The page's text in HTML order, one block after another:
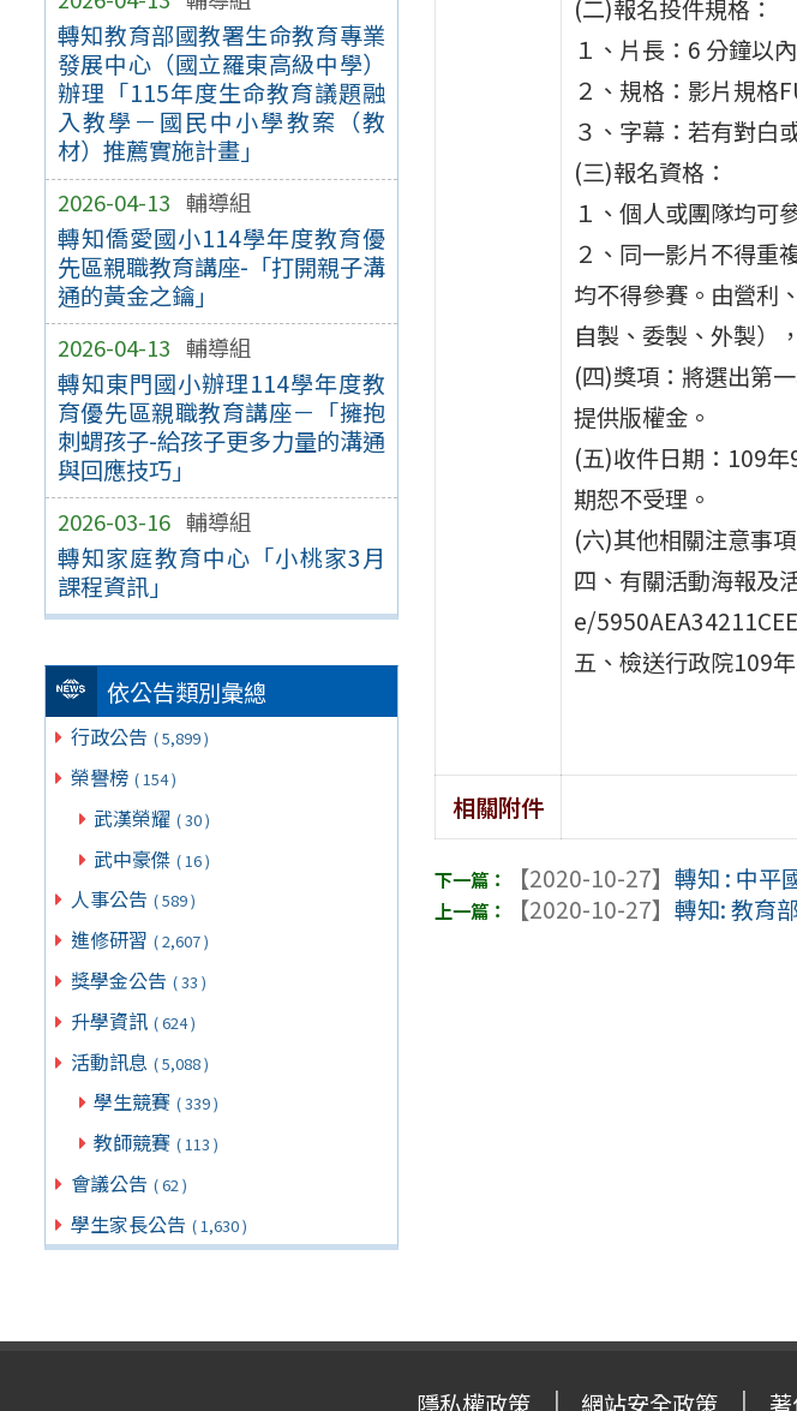
轉知教育部國教署生命教育專業
發展中心（國立羅東高級中學）
辦理「115年度生命教育議題融
入教學－國民中小學教案（教
材）推薦實施計畫」
2026-04-13 輔導組
轉知僑愛國小114學年度教育優
先區親職教育講座-「打開親子溝
通的黃金之鑰」
2026-04-13 輔導組
轉知東門國小辦理114學年度教
育優先區親職教育講座－「擁抱
刺蝟孩子-給孩子更多力量的溝通
與回應技巧」
2026-03-16 輔導組
轉知家庭教育中心「小桃家3月
課程資訊」
依公告類別彙總
行政公告 ( 5,899 )
榮譽榜 ( 154 )
武漢榮耀 ( 30 )
武中豪傑 ( 16 )
人事公告 ( 589 )
進修研習 ( 2,607 )
獎學金公告 ( 33 )
升學資訊 ( 624 )
活動訊息 ( 5,088 )
學生競賽 ( 339 )
教師競賽 ( 113 )
會議公告 ( 62 )
學生家長公告 ( 1,630 )
(二)報名投件規格：
１、片長：6 分鐘以
２、規格：影片規格
３、字幕：若有對白
(三)報名資格：
１、個人或團隊均可
２、同一影片不得重
均不得參賽。由營利
自製、委製、外製）
(四)獎項：將選出第
提供版權金。
(五)收件日期：109
期恕不受理。
(六)其他相關注意事
四、有關活動海報及
e/
五、檢送行政院109
相關附件
【2020-10-27】轉知 : 中平
【2020-10-27】轉知: 教育
隱私權政策 網站安全政策